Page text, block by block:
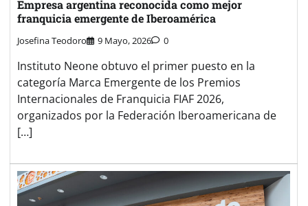
Empresa argentina reconocida como mejor
franquicia emergente de Iberoamérica
Josefina Teodoro 9 Mayo, 2026 0
Instituto Neone obtuvo el primer puesto en la
categoría Marca Emergente de los Premios
Internacionales de Franquicia FIAF 2026,
organizados por la Federación Iberoamericana de
[…]